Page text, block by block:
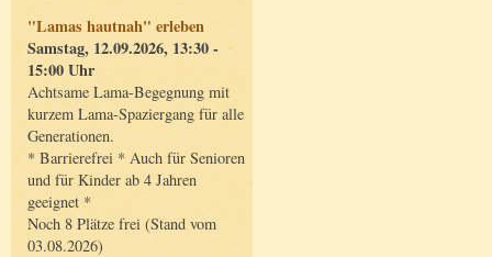
"Lamas hautnah" erleben
Samstag, 12.09.2026, 13:30 -
15:00 Uhr
Achtsame Lama-Begegnung mit
kurzem Lama-Spaziergang für alle
Generationen.
* Barrierefrei * Auch für Senioren
und für Kinder ab 4 Jahren
geeignet *
Noch 8 Plätze frei (Stand vom
03.08.2026)